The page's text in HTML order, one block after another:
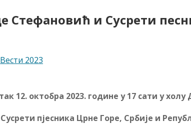
и Сусрети
Вести 2023
12. октобра 2023. године у 17 сати у
пјесника Црне Горе, Србије и